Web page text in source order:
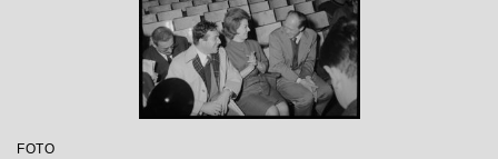
FOTO